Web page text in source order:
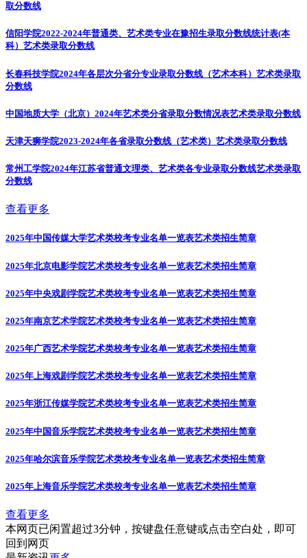
取分数线
信阳学院2022-2024年普通类、艺术类专业在豫招生录取分数线统计表(本
科） 艺术类录取分数线
长春科技学院2024年各层次分省分专业录取分数线（艺术本科） 艺术类录取
分数线
中国地质大学（北京）2024年艺术类分省录取分数情况表艺术类录取分数线
天津天狮学院2023-2024年各省录取分数线（艺术类） 艺术类录取分数线
常州工学院2024年江苏省普通文理类、艺术类各专业录取分数线艺术类录取
分数线
查看更多
2025年中国传媒大学艺术类校考专业名单一览表艺术类招生简章
2025年北京电影学院艺术类校考专业名单一览表艺术类招生简章
2025年中央戏剧学院艺术类校考专业名单一览表艺术类招生简章
2025年南京艺术学院艺术类校考专业名单一览表艺术类招生简章
2025年广西艺术学院艺术类校考专业名单一览表艺术类招生简章
2025年上海戏剧学院艺术类校考专业名单一览表艺术类招生简章
2025年浙江传媒学院艺术类校考专业名单一览表艺术类招生简章
2025年中国音乐学院艺术类校考专业名单一览表艺术类招生简章
2025年哈尔滨音乐学院艺术类校考专业名单一览表艺术类招生简章
2025年上海音乐学院艺术类校考专业名单一览表艺术类招生简章
查看更多
本网页已闲置超过3分钟，按键盘任意键或点击空白处，即可
回到网页